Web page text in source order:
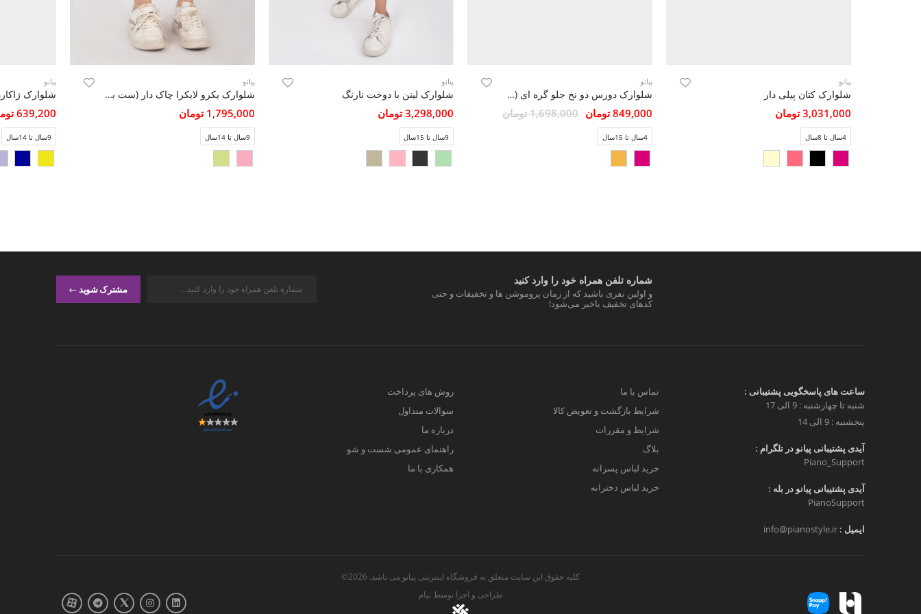
پیانو
شلوارک کتان پیلی دار
3,031,000 تومان
4سال تا 8سال
پیانو
شلوارک دورس دو نخ جلو گره ای (ست با کد10221-10220)
849,000 تومان 1,698,000 تومان
4سال تا 15سال
پیانو
شلوارک لینن با دوخت نارنگ
3,298,000 تومان
9سال تا 15سال
پیانو
شلوارک یکرو لایکرا چاک دار (ست با کد 10375)
1,795,000 تومان
9سال تا 14سال
پیانو
شلوارک
639,200 تومان
9سال تا 14سال
شماره تلفن همراه خود را وارد کنید
و اولین نفری باشید که از زمان پروموشن ها و تخفیفات و حتی
کدهای تخفیف باخبر می‌شود!
مشترک شوید
ساعت های پاسخگویی پشتیبانی :
شنبه تا چهارشنبه : 9 الی 17
پنجشنبه : 9 الی 14
آیدی پشتیبانی پیانو در تلگرام :
Piano_Support
آیدی پشتیبانی پیانو در بله :
PianoSupport
ایمیل : info@pianostyle.ir
تماس با ما
شرایط بازگشت و تعویض کالا
شرایط و مقررات
بلاگ
خرید لباس پسرانه
خرید لباس دخترانه
روش های پرداخت
سوالات متداول
درباره ما
راهنمای عمومی شست و شو
همکاری با ما
کلیه حقوق این سایت متعلق به فروشگاه اینترنتی پیانو می باشد. 2026©
طراحی و اجرا توسطتیام